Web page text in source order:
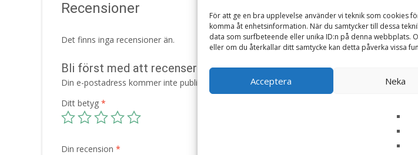
För att ge en bra upplevelse använder vi teknik som cookies
komma åt enhetsinformation. När du samtycker till dessa
data som surfbeteende eller unika ID:n på denna webbplats.
eller om du återkallar ditt samtycke kan detta påverka vissa
Acceptera Neka
Recensioner
Det finns inga recensioner än.
Bli först med att recensera ”Squishmallows Caedyn Cow (40cm)”
Din e-postadress kommer inte publiceras. Obligatoriska fält är märkta
Ditt betyg *
Din recension *